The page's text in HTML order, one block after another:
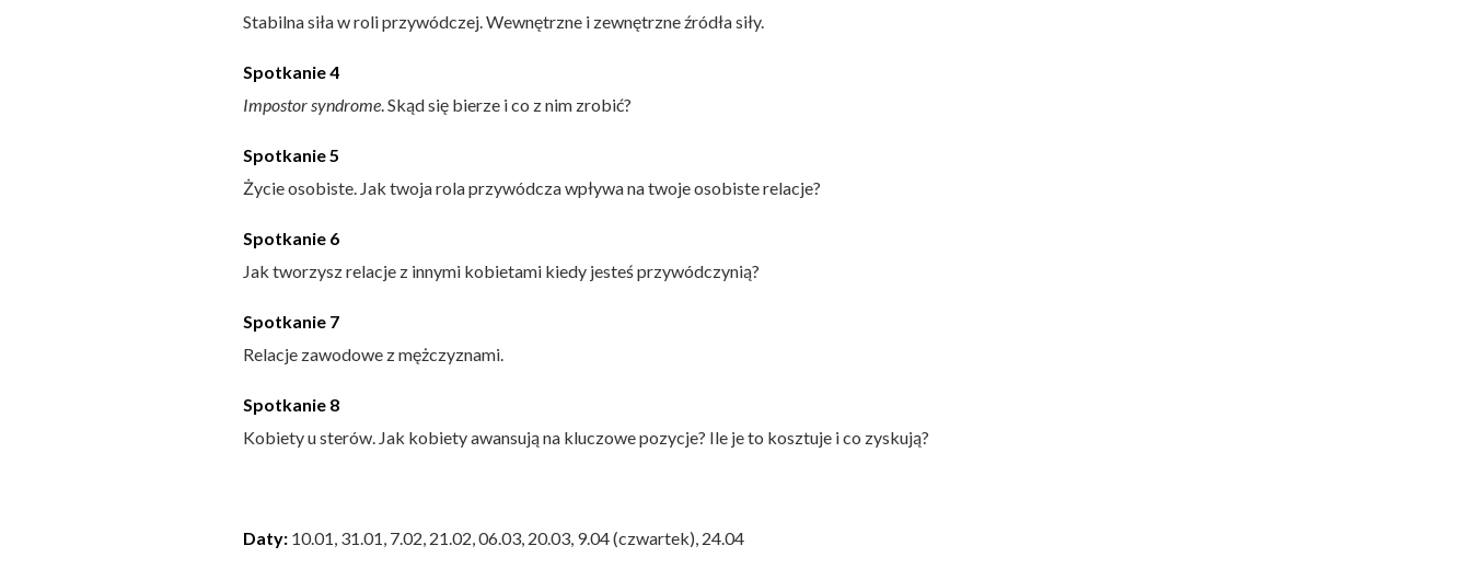
Stabilna siła w roli przywódczej. Wewnętrzne i zewnętrzne źródła siły.
Spotkanie 4
Impostor syndrome. Skąd się bierze i co z nim zrobić?
Spotkanie 5
Życie osobiste. Jak twoja rola przywódcza wpływa na twoje osobiste relacje?
Spotkanie 6
Jak tworzysz relacje z innymi kobietami kiedy jesteś przywódczynią?
Spotkanie 7
Relacje zawodowe z mężczyznami.
Spotkanie 8
Kobiety u sterów. Jak kobiety awansują na kluczowe pozycje? Ile je to kosztuje i co zyskują?
Daty: 10.01, 31.01, 7.02, 21.02, 06.03, 20.03, 9.04 (czwartek), 24.04